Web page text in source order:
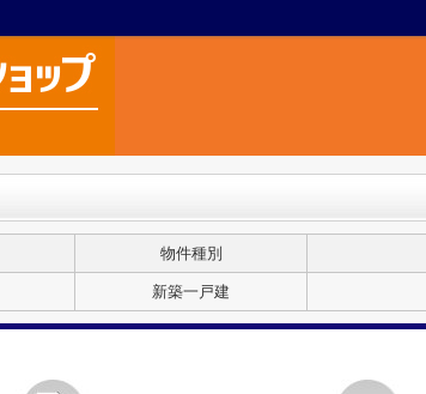
物件種別
新築一戸建